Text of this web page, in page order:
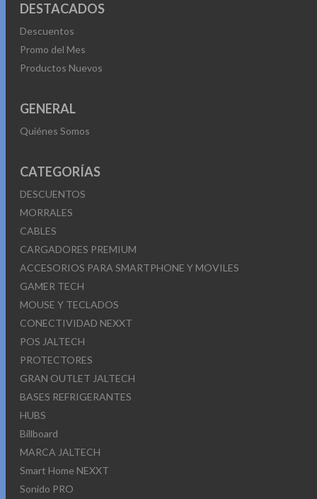
DESTACADOS
Descuentos
Promo del Mes
Productos Nuevos
GENERAL
Quiénes Somos
CATEGORÍAS
DESCUENTOS
MORRALES
CABLES
CARGADORES PREMIUM
ACCESORIOS PARA SMARTPHONE Y MOVILES
GAMER TECH
MOUSE Y TECLADOS
CONECTIVIDAD NEXXT
POS JALTECH
PROTECTORES
GRAN OUTLET JALTECH
BASES REFRIGERANTES
HUBS
Billboard
MARCA JALTECH
Smart Home NEXXT
Sonido PRO